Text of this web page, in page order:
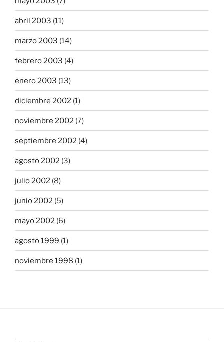
abril 2003 (11)
marzo 2003 (14)
febrero 2003 (4)
enero 2003 (13)
diciembre 2002 (1)
noviembre 2002 (7)
septiembre 2002 (4)
agosto 2002 (3)
julio 2002 (8)
junio 2002 (5)
mayo 2002 (6)
agosto 1999 (1)
noviembre 1998 (1)